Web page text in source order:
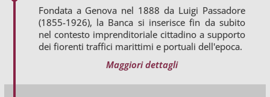
Fondata a Genova nel 1888 da Luigi Passadore
(1855-1926), la Banca si inserisce fin da subito
nel contesto imprenditoriale cittadino a supporto
dei fiorenti traffici marittimi e portuali dell'epoca.
Maggiori dettagli